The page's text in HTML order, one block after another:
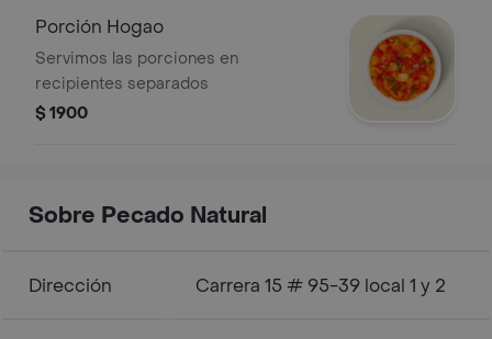
Porción Hogao
Servimos las porciones en
recipientes separados
$ 1900
Sobre Pecado Natural
Dirección Carrera 15 # 95-39 local 1 y 2